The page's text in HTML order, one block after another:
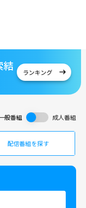
結
ランキング
般番組 成人番組
配信番組を探す